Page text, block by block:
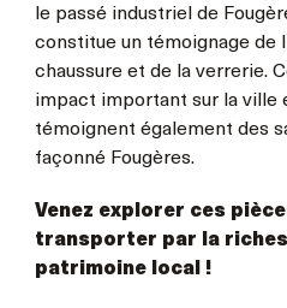
le passé industriel de
constitue un témoignage de
chaussure et de la verrerie.
impact important sur la ville
témoignent également des
façonné Fougères.
Venez explorer ces
transporter par la
patrimoine local !